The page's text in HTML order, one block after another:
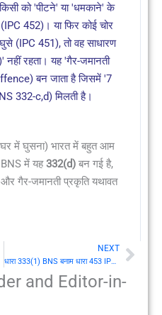
को 'पीटने' या 'धमकाने' के
452)। या फिर कोई चोर
(IPC 451), तो वह साधारण
नहीं रहता। यह 'गैर-जमानती
बन जाता है जिसमें '7
332-c,d) मिलती है।
में घुसना) भारत में बहुत आम
BNS में यह 332(d) बन गई है,
गैर-जमानती प्रकृति यथावत
NEXT
धारा 333(1) BNS बनाम धारा 453 IPC: प्रच्छन्न गृह-अतिचार (Lurking house-trespass) या गृह-भेदन (House-breaking) के लिए दंड Next
and Editor-in-